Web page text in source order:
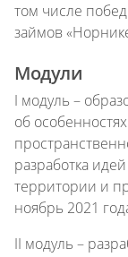
том числе
займов
Модули
I модуль –
об
разработка
территории и
ноябрь 2021
II модуль –